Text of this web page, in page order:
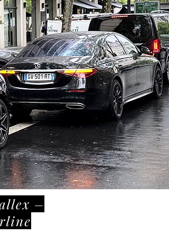
–